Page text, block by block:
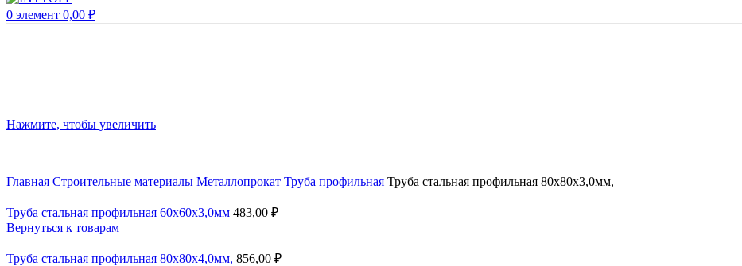
0 элемент 0,00 ₽
Нажмите, чтобы увеличить
Главная Строительные материалы Металлопрокат Труба профильная Труба стальная профильная 80х80х3,0мм,
Труба стальная профильная 60х60х3,0мм 483,00 ₽
Вернуться к товарам
Труба стальная профильная 80х80х4,0мм, 856,00 ₽